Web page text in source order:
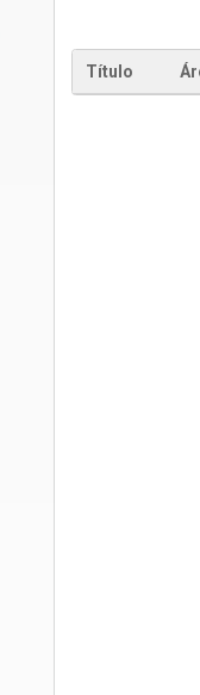
Título